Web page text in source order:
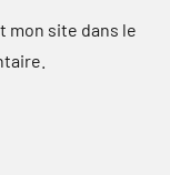
mon site dans le